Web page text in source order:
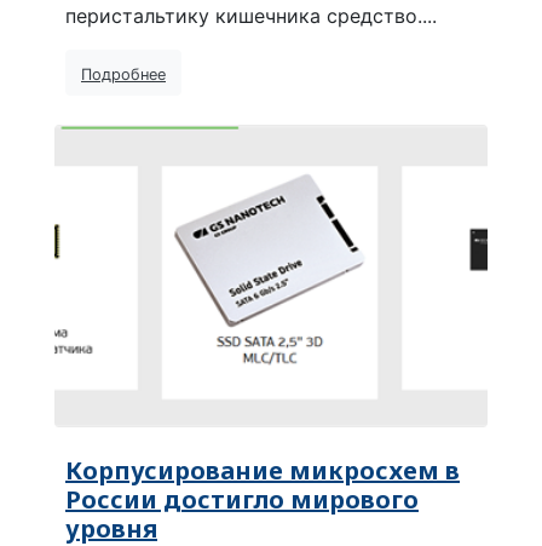
перистальтику кишечника средство....
Подробнее
Корпусирование микросхем в
России достигло мирового
уровня